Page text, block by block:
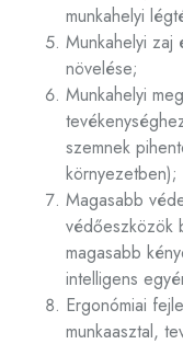
munkahelyi
Munkahelyi zaj
növelése;
Munkahelyi
szemnek
környezetben);
Magasabb
védőeszközök
magasabb
intelligens
Ergonómiai
munkaasztal,